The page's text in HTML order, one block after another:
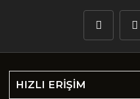
HIZLI ERİŞİM